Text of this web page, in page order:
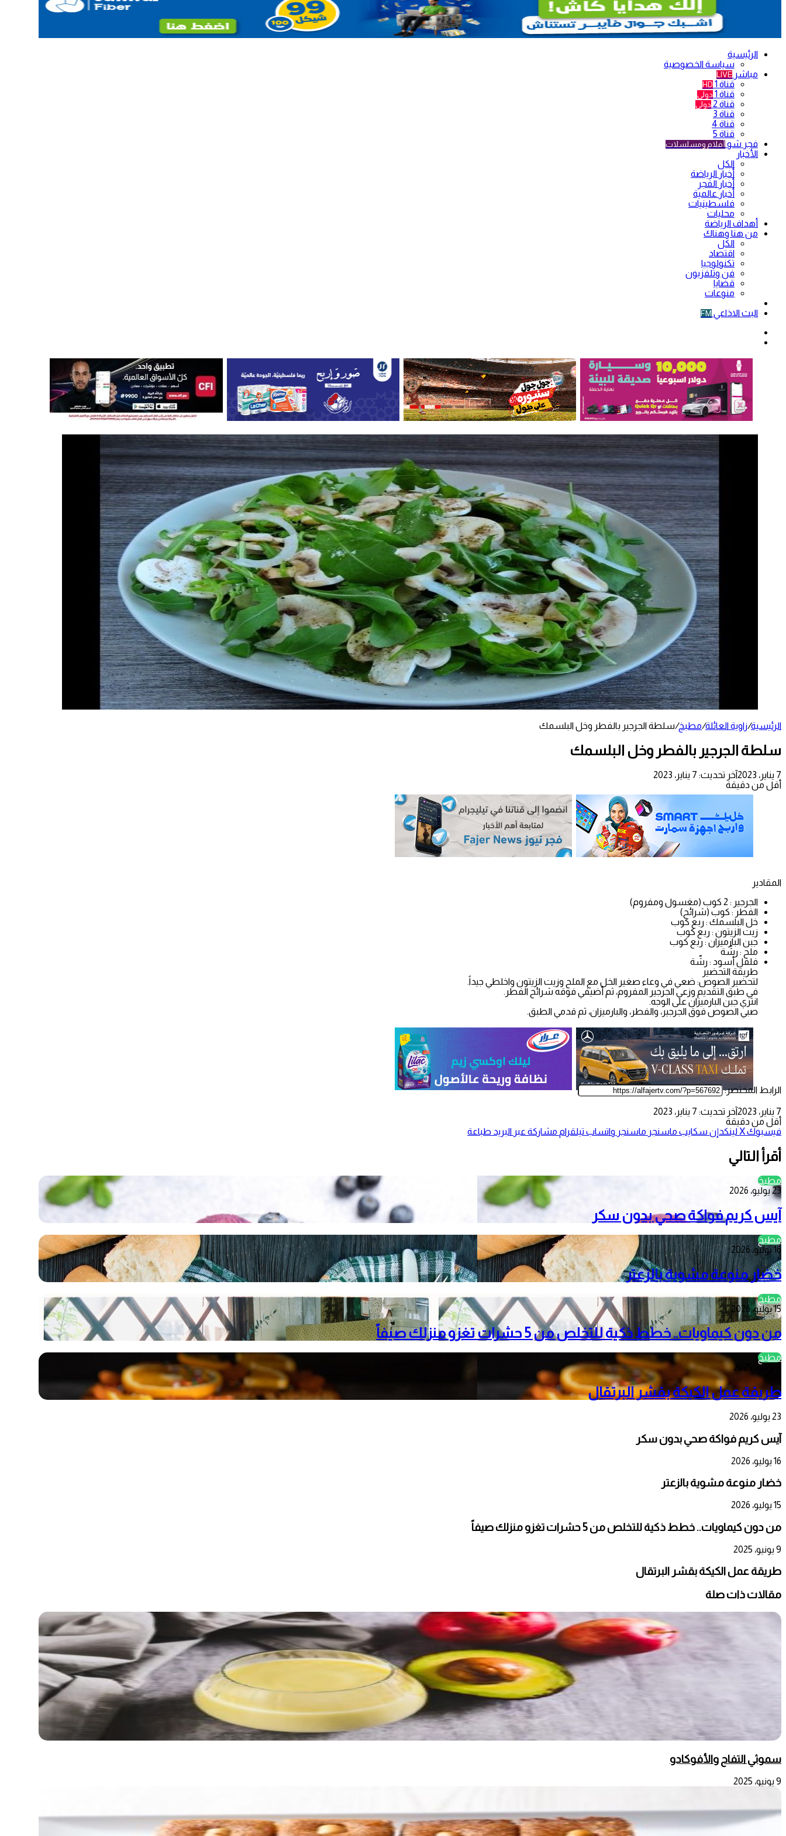
الرئيسية
سياسة الخصوصية
مباشر LIVE
قناة 1 HD
قناة 1 دولي
قناة 2 دولي
قناة 3
قناة 4
قناة 5
فجر شو أفلام ومسلسلات
الأخبار
الكل
أخبار الرياضة
أخبار الفجر
أخبار عالمية
فلسطينيات
محليات
أهداف الرياضة
من هنا وهناك
الكل
اقتصاد
تكنولوجيا
فن وتلفزيون
قضايا
منوعات
البث الاذاعي FM
الرئيسية/زاوية العائلة/مطبخ/سلطة الجرجير بالفطر وخل البلسمك
سلطة الجرجير بالفطر وخل البلسمك
7 يناير، 2023
آخر تحديث: 7 يناير، 2023
أقل من دقيقة
المقادير
الجرجير : 2 كوب (مغسول ومفروم)
الفطر : كوب (شرائح)
خل البلسمك : ربع كوب
زيت الزيتون : ربع كوب
جبن البارميزان : ربع كوب
ملح : رشّة
فلفل أسود : رشّة
طريقة التحضير
لتحضير الصوص: ضعي في وعاء صغير الخل مع الملح وزيت الزيتون واخلطي جيداً.
في طبق التقديم وزعي الجرجير المفروم، ثم أضيفي فوقه شرائح الفطر.
انثري جبن البارميزان على الوجه.
صبي الصوص فوق الجرجير، والفطر، والبارميزان، ثم قدمي الطبق.
الرابط المختصر:
7 يناير، 2023
آخر تحديث: 7 يناير، 2023
أقل من دقيقة
فيسبوك‫Xلينكدإن سكايب ماسنجر ماسنجر واتساب تيلقرام مشاركة عبر البريد طباعة
أقرأ التالي
مطبخ
23 يوليو، 2026
آيس كريم فواكة صحي بدون سكر
مطبخ
16 يوليو، 2026
خضار منوعة مشوية بالزعتر
مطبخ
15 يوليو، 2026
من دون كيماويات.. خطط ذكية للتخلص من 5 حشرات تغزو منزلك صيفاً
مطبخ
طريقة عمل الكيكة بقشر البرتقال
23 يوليو، 2026
آيس كريم فواكة صحي بدون سكر
16 يوليو، 2026
خضار منوعة مشوية بالزعتر
15 يوليو، 2026
من دون كيماويات.. خطط ذكية للتخلص من 5 حشرات تغزو منزلك صيفاً
9 يونيو، 2025
طريقة عمل الكيكة بقشر البرتقال
مقالات ذات صلة
سموثي التفاح والأفوكادو
9 يونيو، 2025